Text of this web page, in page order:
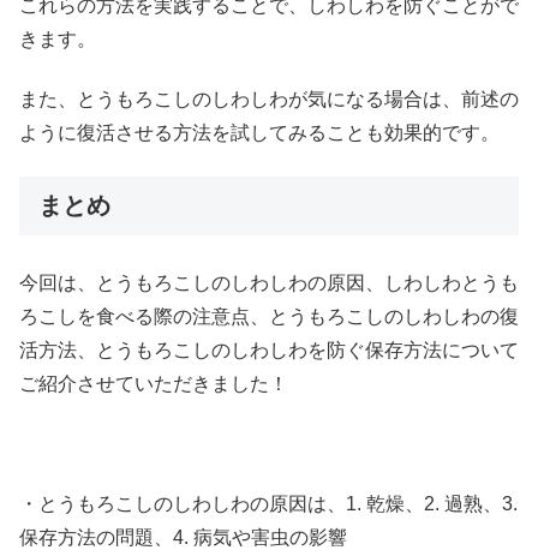
これらの方法を実践することで、しわしわを防ぐことがで
きます。
また、とうもろこしのしわしわが気になる場合は、前述の
ように復活させる方法を試してみることも効果的です。
まとめ
今回は、とうもろこしのしわしわの原因、しわしわとうも
ろこしを食べる際の注意点、とうもろこしのしわしわの復
活方法、とうもろこしのしわしわを防ぐ保存方法について
ご紹介させていただきました！
・とうもろこしのしわしわの原因は、1. 乾燥、2. 過熟、3.
保存方法の問題、4. 病気や害虫の影響